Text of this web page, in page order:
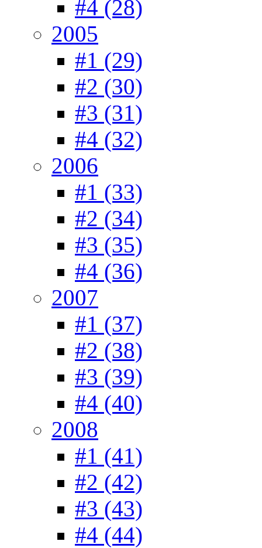
#4 (28)
2005
#1 (29)
#2 (30)
#3 (31)
#4 (32)
2006
#1 (33)
#2 (34)
#3 (35)
#4 (36)
2007
#1 (37)
#2 (38)
#3 (39)
#4 (40)
2008
#1 (41)
#2 (42)
#3 (43)
#4 (44)